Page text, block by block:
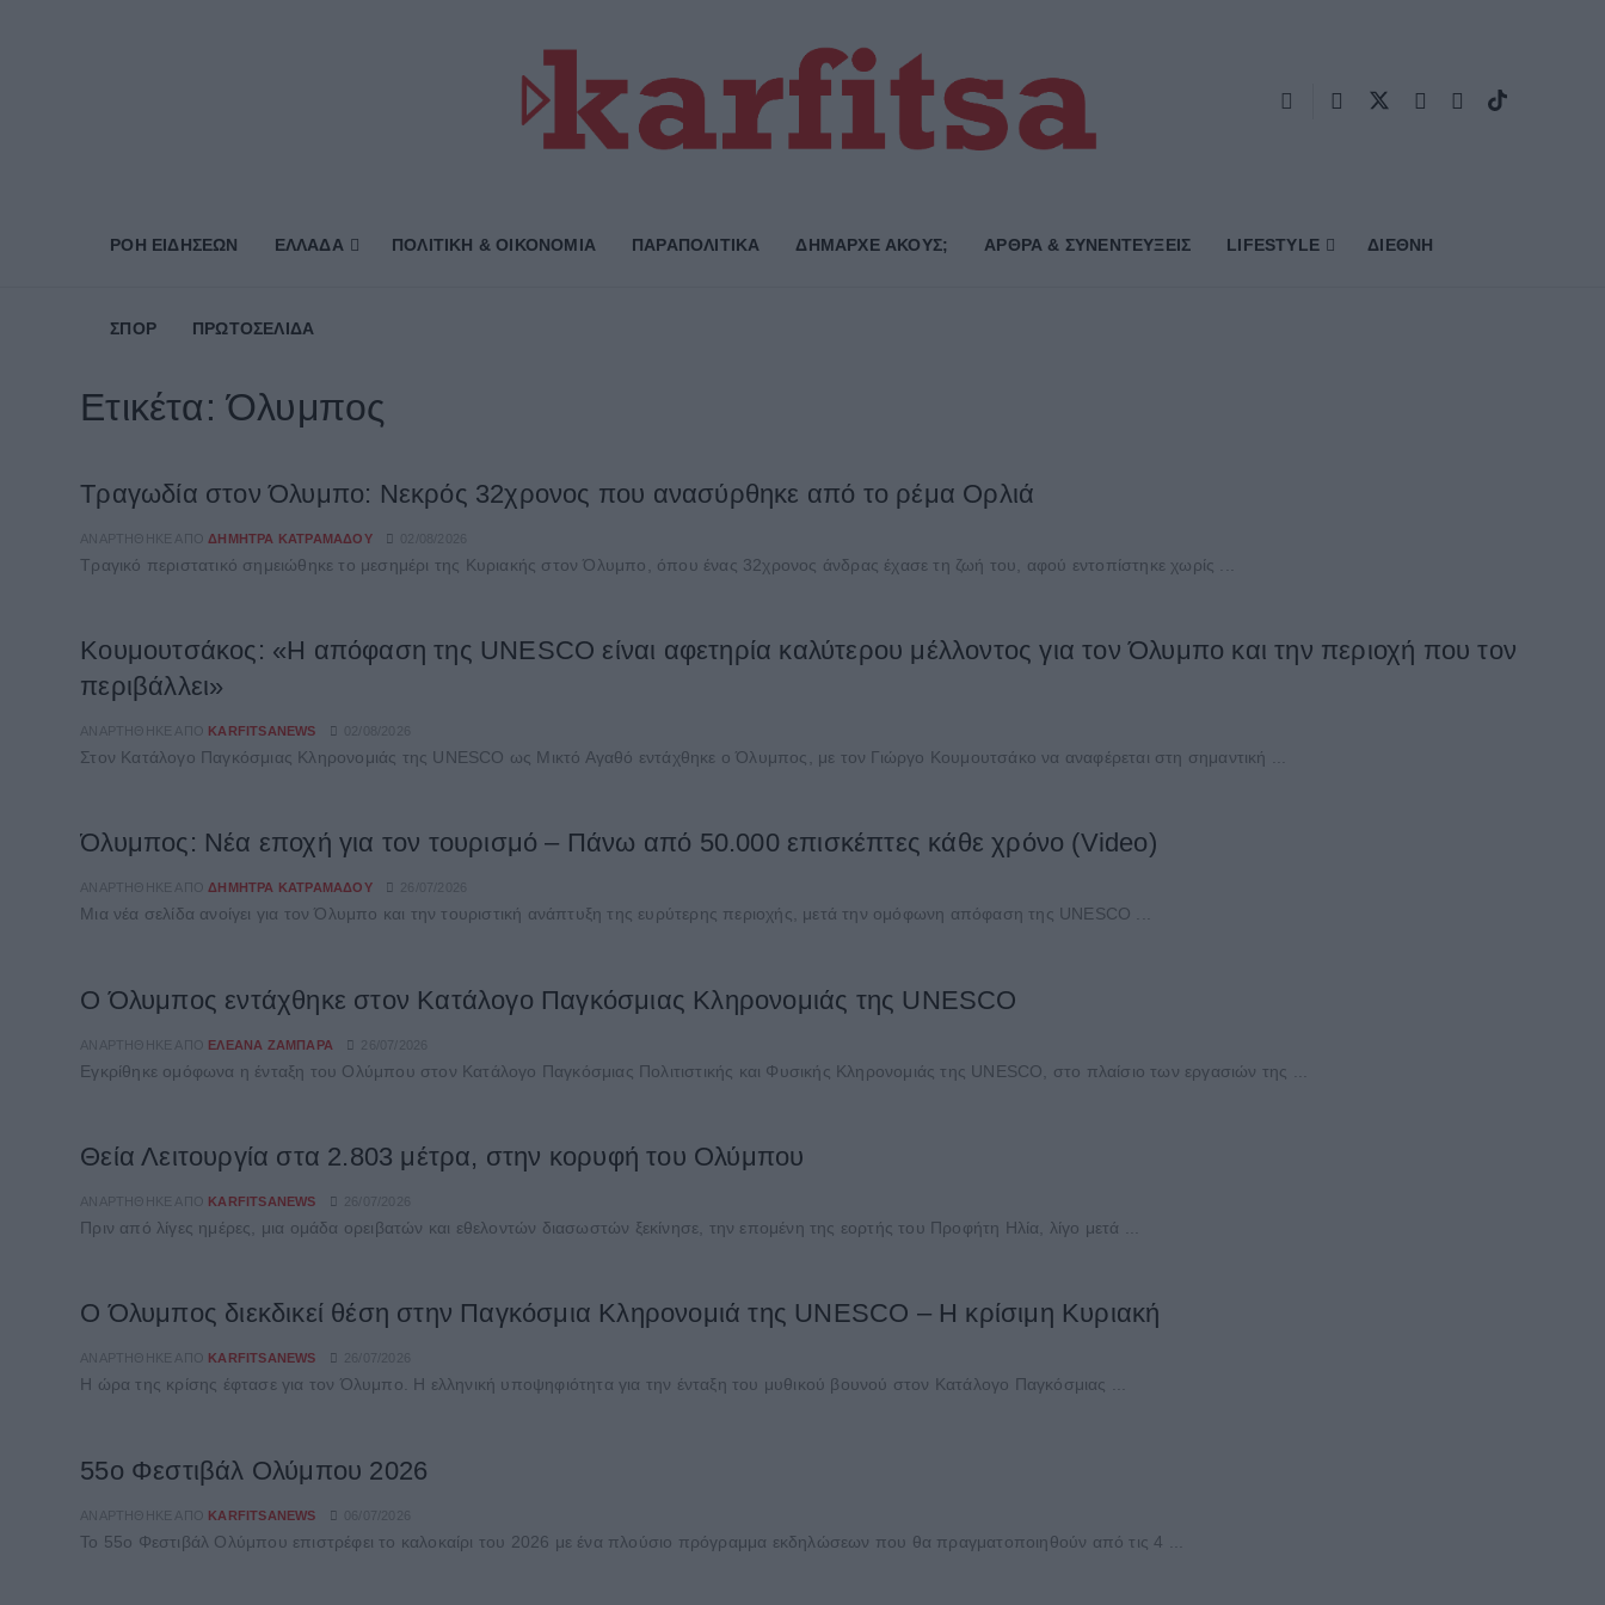
ΡΟΗ ΕΙΔΗΣΕΩΝ ΕΛΛΑΔΑ ΠΟΛΙΤΙΚΗ & ΟΙΚΟΝΟΜΙΑ ΠΑΡΑΠΟΛΙΤΙΚΑ ΔΗΜΑΡΧE ΑΚΟΥΣ; ΑΡΘΡΑ & ΣΥΝΕΝΤΕΥΞΕΙΣ LIFESTYLE ΔΙΕΘΝΗ
ΣΠΟΡ ΠΡΩΤΟΣΈΛΙΔΑ
Ετικέτα:Όλυμπος
Τραγωδία στον Όλυμπο: Νεκρός 32χρονος που ανασύρθηκε από το ρέμα Ορλιά
ΑΝΑΡΤΉΘΗΚΕ ΑΠΌ ΔΉΜΗΤΡΑ ΚΑΤΡΑΜΆΔΟΥ
Τραγικό περιστατικό σημειώθηκε το μεσημέρι της Κυριακής στον Όλυμπο, όπου ένας 32χρονος άνδρας έχασε τη ζωή του, αφού εντοπίστηκε χωρίς ...
Κουμουτσάκος: «Η απόφαση της UNESCO είναι αφετηρία καλύτερου μέλλοντος για τον Όλυμπο και την περιοχή που τον
περιβάλλει»
ΑΝΑΡΤΉΘΗΚΕ ΑΠΌ KARFITSANEWS
Στον Κατάλογο Παγκόσμιας Κληρονομιάς της UNESCO ως Μικτό Αγαθό εντάχθηκε ο Όλυμπος, με τον Γιώργο Κουμουτσάκο να αναφέρεται στη σημαντική ...
Όλυμπος: Νέα εποχή για τον τουρισμό – Πάνω από 50.000 επισκέπτες κάθε χρόνο (Video)
ΑΝΑΡΤΉΘΗΚΕ ΑΠΌ ΔΉΜΗΤΡΑ ΚΑΤΡΑΜΆΔΟΥ
Μια νέα σελίδα ανοίγει για τον Όλυμπο και την τουριστική ανάπτυξη της ευρύτερης περιοχής, μετά την ομόφωνη απόφαση της UNESCO ...
Ο Όλυμπος εντάχθηκε στον Κατάλογο Παγκόσμιας Κληρονομιάς της UNESCO
ΑΝΑΡΤΉΘΗΚΕ ΑΠΌ ΕΛΕΆΝΑ ΖΑΜΠΆΡΑ
Εγκρίθηκε oμόφωνα η ένταξη του Ολύμπου στον Κατάλογο Παγκόσμιας Πολιτιστικής και Φυσικής Κληρονομιάς της UNESCO, στο πλαίσιο των εργασιών της ...
Θεία Λειτουργία στα 2.803 μέτρα, στην κορυφή του Ολύμπου
ΑΝΑΡΤΉΘΗΚΕ ΑΠΌ KARFITSANEWS
Πριν από λίγες ημέρες, μια ομάδα ορειβατών και εθελοντών διασωστών ξεκίνησε, την επομένη της εορτής του Προφήτη Ηλία, λίγο μετά ...
Ο Όλυμπος διεκδικεί θέση στην Παγκόσμια Κληρονομιά της UNESCO – Η κρίσιμη Κυριακή
ΑΝΑΡΤΉΘΗΚΕ ΑΠΌ KARFITSANEWS
Η ώρα της κρίσης έφτασε για τον Όλυμπο. Η ελληνική υποψηφιότητα για την ένταξη του μυθικού βουνού στον Κατάλογο Παγκόσμιας ...
55ο Φεστιβάλ Ολύμπου 2026
ΑΝΑΡΤΉΘΗΚΕ ΑΠΌ KARFITSANEWS
Το 55ο Φεστιβάλ Ολύμπου επιστρέφει το καλοκαίρι του 2026 με ένα πλούσιο πρόγραμμα εκδηλώσεων που θα πραγματοποιηθούν από τις 4 ...